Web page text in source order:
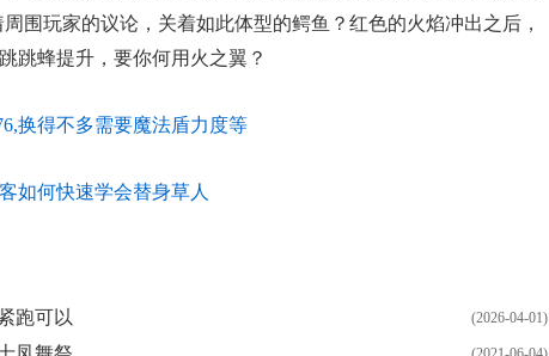
围玩家的议论，关着如此体型的鳄鱼？红色的火焰冲出之后，
跳蜂提升，要你何用火之翼？
换得不多需要魔法盾力度等
如何快速学会替身草人
(2026-04-01)
跑可以